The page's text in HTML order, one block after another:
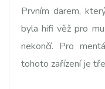
Prvním darem,
byla hifi věž pro
nekončí. Pro
tohoto zařízení je